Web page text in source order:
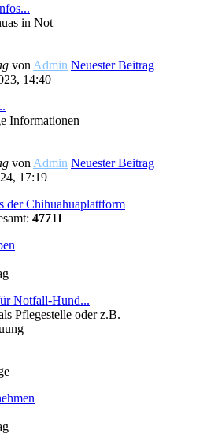
in Not
von Admin Neuester Beitrag
14:40
Informationen
von Admin Neuester Beitrag
17:19
der Chihuahuaplattform
47711
Notfall-Hund...
Pflegestelle oder z.B.